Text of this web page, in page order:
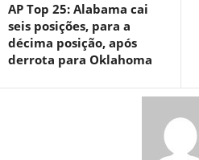
AP Top 25: Alabama cai
seis posições, para a
décima posição, após
derrota para Oklahoma